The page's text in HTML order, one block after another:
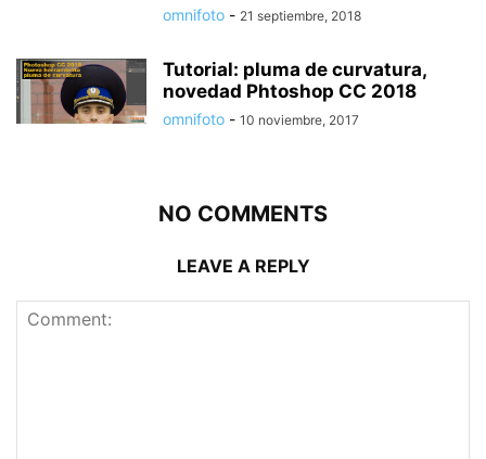
omnifoto - 21 septiembre, 2018
Tutorial: pluma de curvatura,
novedad Phtoshop CC 2018
omnifoto - 10 noviembre, 2017
NO COMMENTS
LEAVE A REPLY